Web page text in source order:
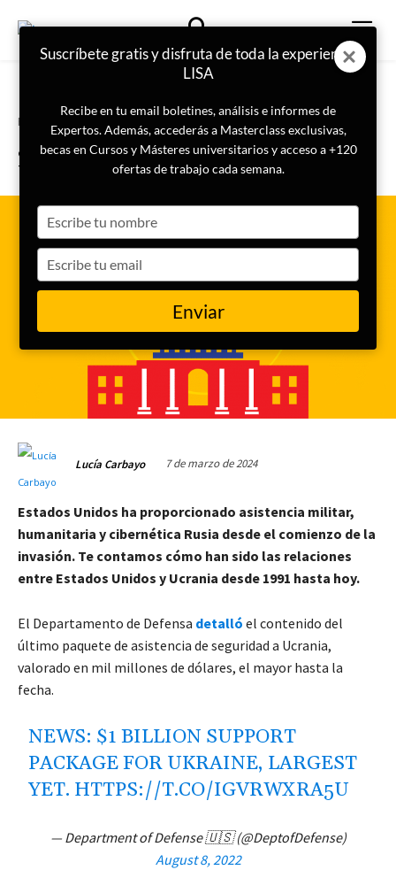
Portada
¿Cómo ayuda Estados Unidos a
Ucrania ante la invasión rusa?
Lucía Carbayo 7 de marzo de 2024
Estados Unidos ha proporcionado asistencia militar,
humanitaria y cibernética Rusia desde el comienzo de la
invasión. Te contamos cómo han sido las relaciones
entre Estados Unidos y Ucrania desde 1991 hasta hoy.
El Departamento de Defensa detalló el contenido del
último paquete de asistencia de seguridad a Ucrania,
valorado en mil millones de dólares, el mayor hasta la
fecha.
NEWS: $1 BILLION SUPPORT
PACKAGE FOR UKRAINE, LARGEST
YET. HTTPS://T.CO/IGVRWXRA5U
— Department of Defense 🇺🇸 (@DeptofDefense)
August 8, 2022
Suscríbete gratis y disfruta de toda la experiencia
LISA
Recibe en tu email boletines, análisis e informes de
Expertos. Además, accederás a Masterclass exclusivas,
becas en Cursos y Másteres universitarios y acceso a +120
ofertas de trabajo cada semana.
your
name
your
email
Enviar